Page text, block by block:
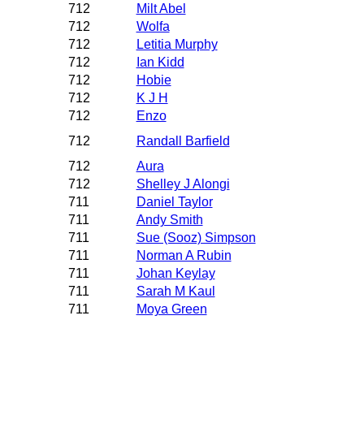
712
Milt Abel
712
Wolfa
712
Letitia Murphy
712
Ian Kidd
712
Hobie
712
K J H
712
Enzo
712
Randall Barfield
712
Aura
712
Shelley J Alongi
711
Daniel Taylor
711
Andy Smith
711
Sue (Sooz) Simpson
711
Norman A Rubin
711
Johan Keylay
711
Sarah M Kaul
711
Moya Green